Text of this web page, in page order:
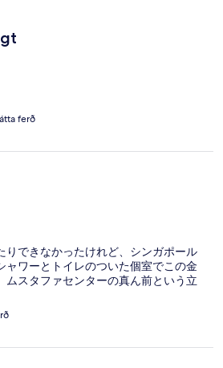
ferð
りできなかったけれど、シンガポール
ャワーとトイレのついた個室でこの金
ムスタファセンターの真ん前という立